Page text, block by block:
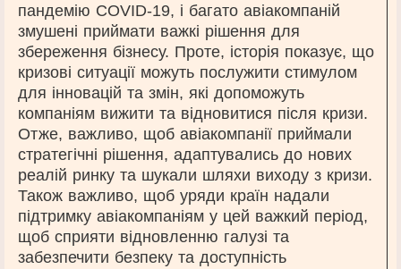
пандемію COVID-19, і багато авіакомпаній
змушені приймати важкі рішення для
збереження бізнесу. Проте, історія показує, що
кризові ситуації можуть послужити стимулом
для інновацій та змін, які допоможуть
компаніям вижити та відновитися після кризи.
Отже, важливо, щоб авіакомпанії приймали
стратегічні рішення, адаптувались до нових
реалій ринку та шукали шляхи виходу з кризи.
Також важливо, щоб уряди країн надали
підтримку авіакомпаніям у цей важкий період,
щоб сприяти відновленню галузі та
забезпечити безпеку та доступність